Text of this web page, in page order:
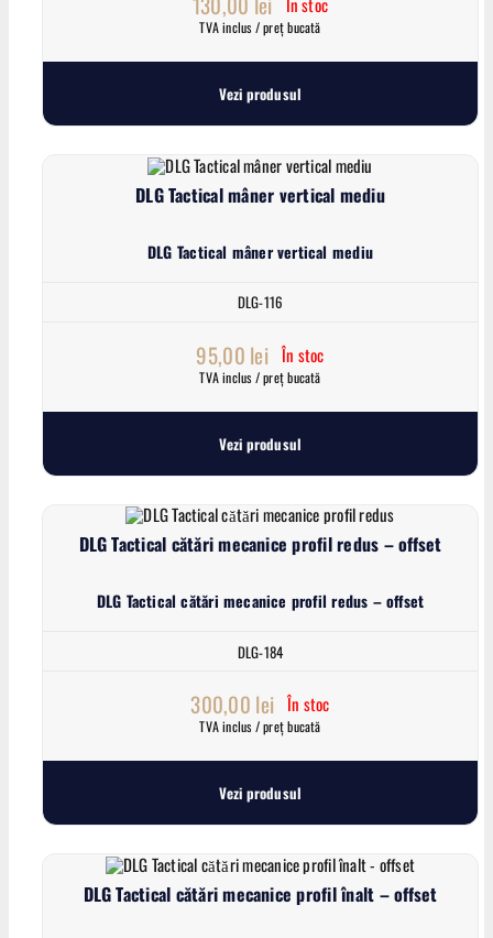
TVA inclus / preț bucată
Vezi produsul
DLG Tactical mâner vertical mediu
DLG Tactical mâner vertical mediu
DLG-116
95,00 lei În stoc
TVA inclus / preț bucată
Vezi produsul
DLG Tactical cătări mecanice profil redus – offset
DLG Tactical cătări mecanice profil redus – offset
DLG-184
300,00 lei În stoc
TVA inclus / preț bucată
Vezi produsul
DLG Tactical cătări mecanice profil înalt – offset